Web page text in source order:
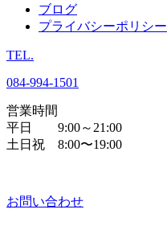
ブログ
プライバシーポリシー
TEL.
084-994-1501
営業時間
平日 9:00～21:00
土日祝 8:00〜19:00
お問い合わせ